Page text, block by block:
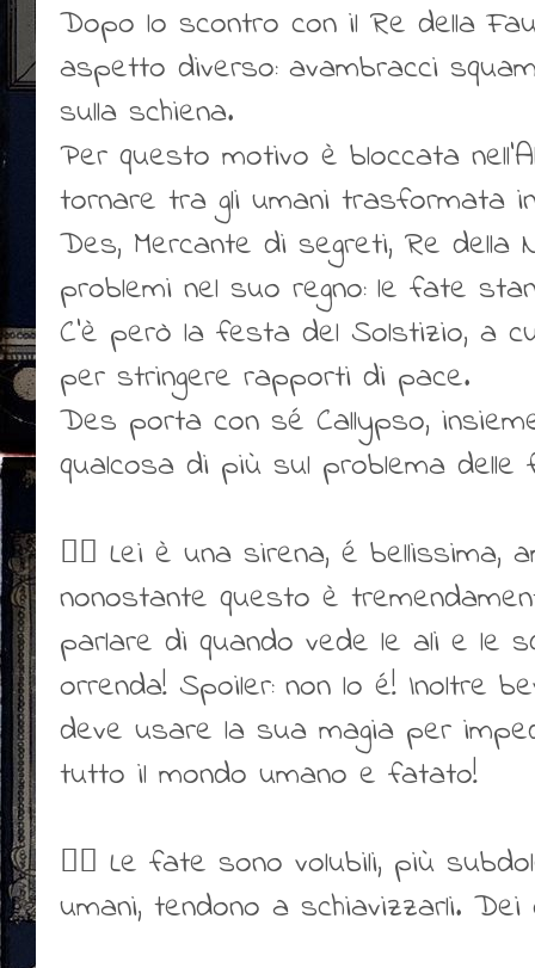
Dopo lo scontro con il Re della
aspetto diverso: avambracci
sulla schiena.
Per questo motivo è bloccata
tornare tra gli umani trasformata
Des, Mercante di segreti, Re della
problemi nel suo regno: le fate
C’è però la festa del Solstizio, a
per stringere rapporti di pace.
Des porta con sé Callypso,
qualcosa di più sul problema
👎🏻 Lei è una sirena, é bellissima,
nonostante questo è
parlare di quando vede le ali e le
orrenda! Spoiler: non lo é! Inoltre
deve usare la sua magia per
tutto il mondo umano e fatato!
👍🏻 Le fate sono volubili, più
umani, tendono a schiavizzarli.